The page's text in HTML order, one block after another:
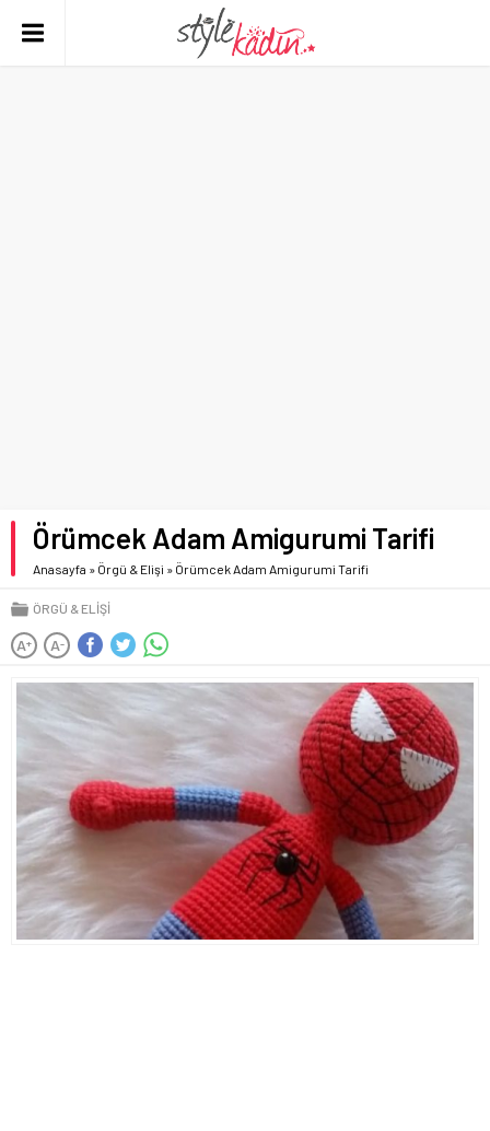
Örümcek Adam Amigurumi Tarifi
Anasayfa » Örgü & Elişi » Örümcek Adam Amigurumi Tarifi
ÖRGÜ & ELIŞI
A+ A-